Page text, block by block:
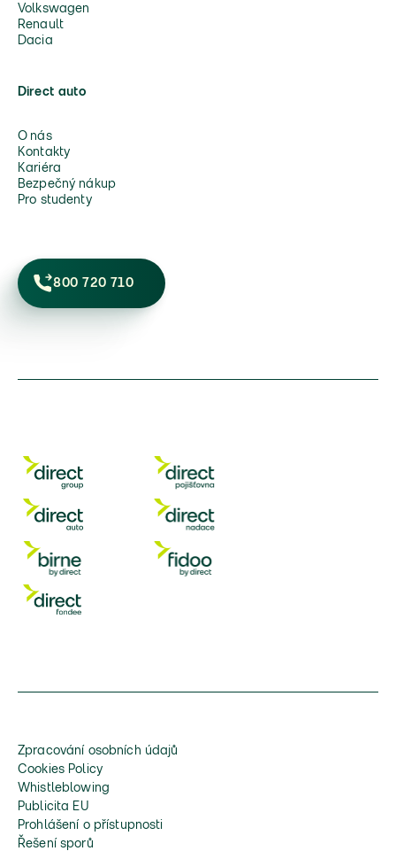
Volkswagen
Renault
Dacia
Direct auto
O nás
Kontakty
Kariéra
Bezpečný nákup
Pro studenty
800 720 710
Zpracování osobních údajů
Cookies Policy
Whistleblowing
Publicita EU
Prohlášení o přístupnosti
Řešení sporů